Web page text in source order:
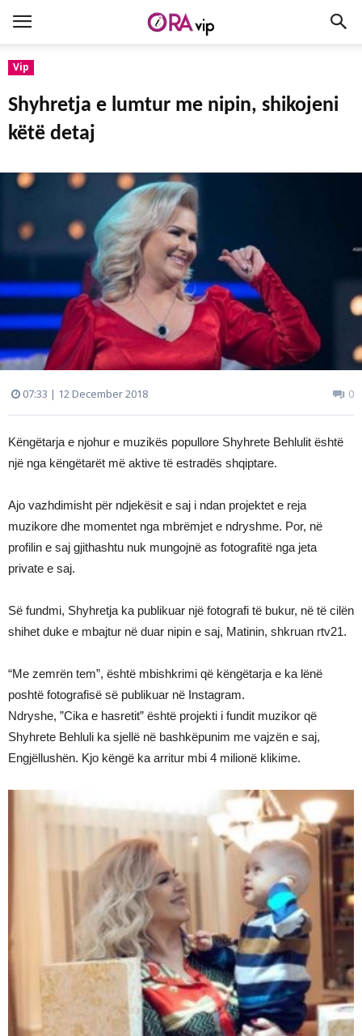
Vip
Shyhretja e lumtur me nipin, shikojeni
këtë detaj
07:33 | 12 December 2018 0
Këngëtarja e njohur e muzikës popullore Shyhrete Behlulit është
një nga këngëtarët më aktive të estradës shqiptare.
Ajo vazhdimisht për ndjekësit e saj i ndan projektet e reja
muzikore dhe momentet nga mbrëmjet e ndryshme. Por, në
profilin e saj gjithashtu nuk mungojnë as fotografitë nga jeta
private e saj.
Së fundmi, Shyhretja ka publikuar një fotografi të bukur, në të cilën
shihet duke e mbajtur në duar nipin e saj, Matinin, shkruan rtv21.
“Me zemrën tem”, është mbishkrimi që këngëtarja e ka lënë
poshtë fotografisë së publikuar në Instagram.
Ndryshe, ”Cika e hasretit” është projekti i fundit muzikor që
Shyhrete Behluli ka sjellë në bashkëpunim me vajzën e saj,
Engjëllushën. Kjo këngë ka arritur mbi 4 milionë klikime.